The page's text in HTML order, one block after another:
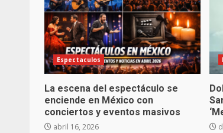
Espectaculos
La escena del espectáculo se
enciende en México con
conciertos y eventos masivos
abril 16, 2026